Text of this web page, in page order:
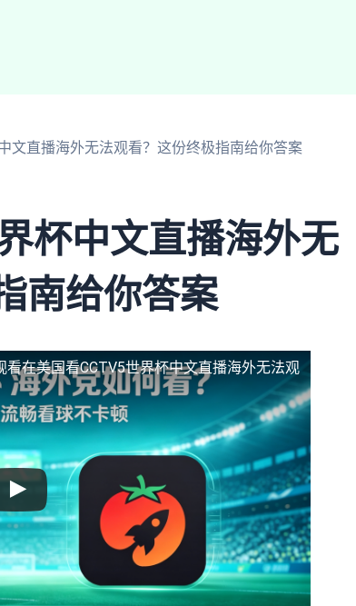
文直播海外无法观看？这份终极指南给你答案
杯中文直播海外无
南给你答案
看在美国看CCTV5世界杯中文直播海外无法观